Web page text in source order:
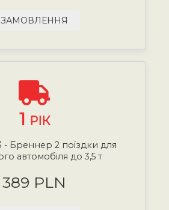
ЗАМОВЛЕННЯ
1 РІК
- Бреннер 2 поїздки для
автомобіля до 3,5 т
389 PLN